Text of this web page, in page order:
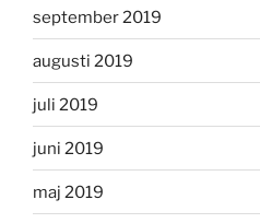
september 2019
augusti 2019
juli 2019
juni 2019
maj 2019